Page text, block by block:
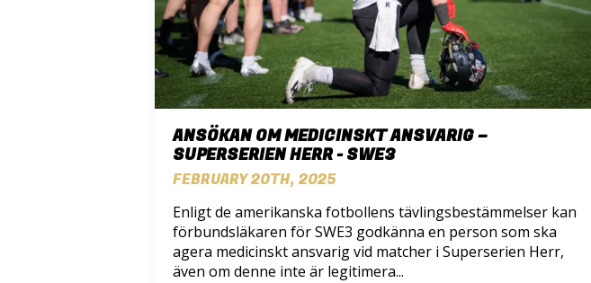
ANSÖKAN OM MEDICINSKT ANSVARIG –
SUPERSERIEN HERR - SWE3
FEBRUARY 20TH, 2025
Enligt de amerikanska fotbollens tävlingsbestämmelser kan
förbundsläkaren för SWE3 godkänna en person som ska
agera medicinskt ansvarig vid matcher i Superserien Herr,
även om denne inte är legitimera...